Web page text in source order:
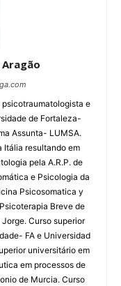
e
de Fortaleza-
Assunta- LUMSA.
Itália resultando em
pela A.R.P. de
e Psicologia da
Psicosomatica y
Breve de
Curso superior
FA e Universidad
universitário em
em processos de
de Murcia. Curso